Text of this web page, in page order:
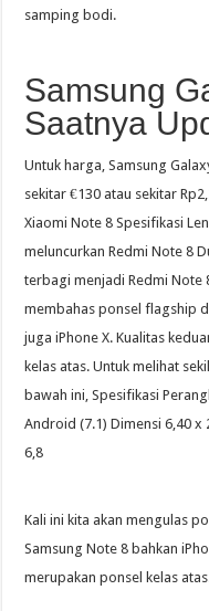
samping bodi.
Samsung
Saatnya
Untuk harga, Samsung
sekitar €130 atau sekitar
Xiaomi Note 8 Spesifikasi
meluncurkan Redmi Note 8
terbagi menjadi Redmi Note
membahas ponsel flagship
juga iPhone X. Kualitas
kelas atas. Untuk melihat
bawah ini, Spesifikasi
Android (7.1) Dimensi 6,40 x
6,8
Kali ini kita akan mengulas
Samsung Note 8 bahkan
merupakan ponsel kelas